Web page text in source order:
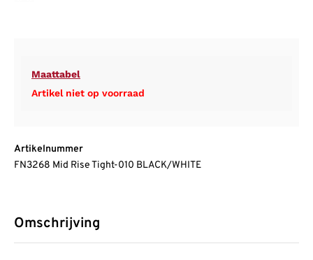
Maattabel
Artikel niet op voorraad
Artikelnummer
FN3268 Mid Rise Tight-010 BLACK/WHITE
Omschrijving